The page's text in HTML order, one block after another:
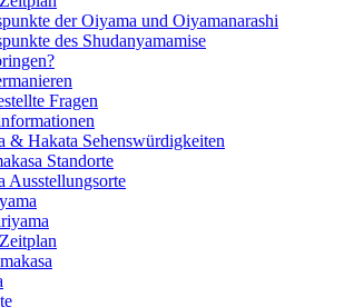
der Oiyama und Oiyamanarashi
des Shudanyamamise
Fragen
& Hakata Sehenswürdigkeiten
Standorte
Ausstellungsorte